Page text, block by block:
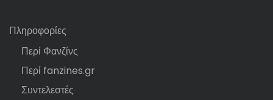
Πληροφορίες
Περί Φανζίνς
Περί fanzines.gr
Συντελεστές